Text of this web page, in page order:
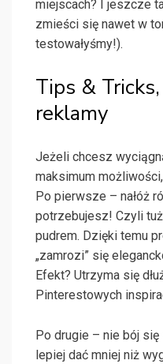
miejscach? I jeszcze
zmieści się nawet w
testowałyśmy!).
Tips &
reklamy
Jeżeli chcesz
maksimum
Po pierwsze – nałóż
potrzebujesz! Czyli
pudrem. Dzięki temu
„zamrozi” się
Efekt? Utrzyma się
Pinterestowych
Po drugie – nie bój
lepiej dać mniej niż